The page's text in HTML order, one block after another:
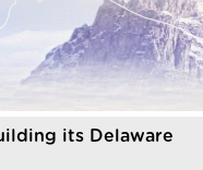
its Delaware